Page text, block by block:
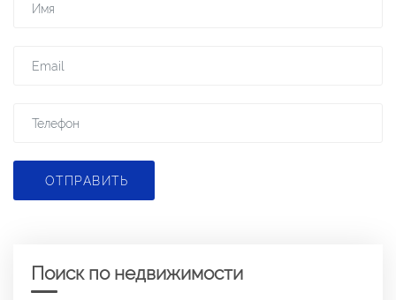
ОТПРАВИТЬ
Поиск по недвижимости